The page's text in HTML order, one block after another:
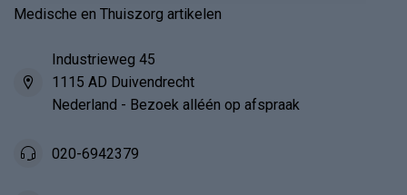
Medische en Thuiszorg artikelen
Industrieweg 45
1115 AD Duivendrecht
Nederland - Bezoek alléén op afspraak
020-6942379